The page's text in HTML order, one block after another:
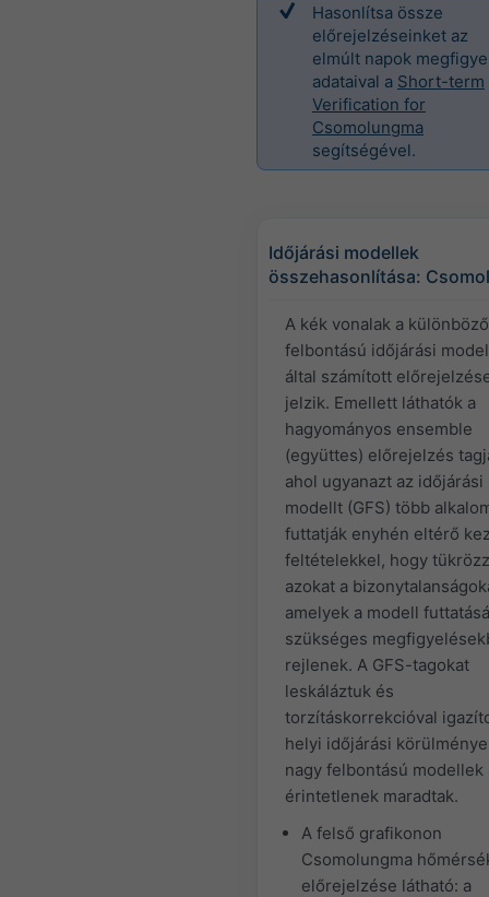
Hasonlítsa össze
előrejelzéseinket az
elmúlt napok
adataival a Short-term
Verification for
Csomolungma
segítségével.
Időjárási modellek
összehasonlítása:
A kék vonalak a
felbontású időjárási
által számított
jelzik. Emellett láthatók a
hagyományos ensemble
(együttes) előrejelzés
ahol ugyanazt az időjárási
modellt (GFS) több
futtatják enyhén eltérő
feltételekkel, hogy
azokat a
amelyek a modell
szükséges
rejlenek. A GFS-tagokat
leskáláztuk és
torzításkorrekcióval
helyi időjárási
nagy felbontású modellek
érintetlenek maradtak.
A felső grafikonon
Csomolungma
előrejelzése látható: a